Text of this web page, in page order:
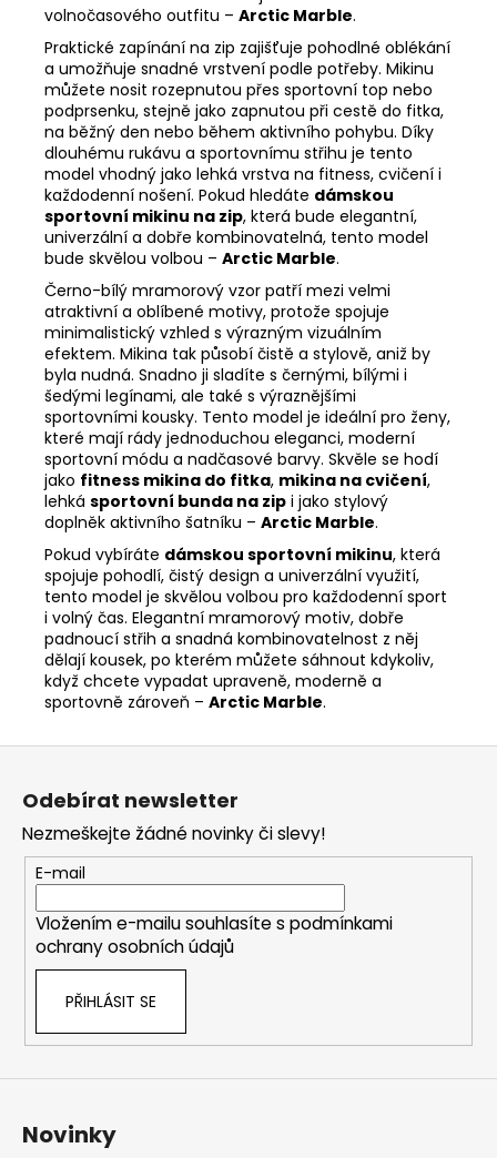
volnočasového outfitu – Arctic Marble.
Praktické zapínání na zip zajišťuje pohodlné oblékání
a umožňuje snadné vrstvení podle potřeby. Mikinu
můžete nosit rozepnutou přes sportovní top nebo
podprsenku, stejně jako zapnutou při cestě do fitka,
na běžný den nebo během aktivního pohybu. Díky
dlouhému rukávu a sportovnímu střihu je tento
model vhodný jako lehká vrstva na fitness, cvičení i
každodenní nošení. Pokud hledáte dámskou
sportovní mikinu na zip, která bude elegantní,
univerzální a dobře kombinovatelná, tento model
bude skvělou volbou – Arctic Marble.
Černo-bílý mramorový vzor patří mezi velmi
atraktivní a oblíbené motivy, protože spojuje
minimalistický vzhled s výrazným vizuálním
efektem. Mikina tak působí čistě a stylově, aniž by
byla nudná. Snadno ji sladíte s černými, bílými i
šedými legínami, ale také s výraznějšími
sportovními kousky. Tento model je ideální pro ženy,
které mají rády jednoduchou eleganci, moderní
sportovní módu a nadčasové barvy. Skvěle se hodí
jako fitness mikina do fitka, mikina na cvičení,
lehká sportovní bunda na zip i jako stylový
doplněk aktivního šatníku – Arctic Marble.
Pokud vybíráte dámskou sportovní mikinu, která
spojuje pohodlí, čistý design a univerzální využití,
tento model je skvělou volbou pro každodenní sport
i volný čas. Elegantní mramorový motiv, dobře
padnoucí střih a snadná kombinovatelnost z něj
dělají kousek, po kterém můžete sáhnout kdykoliv,
když chcete vypadat upraveně, moderně a
sportovně zároveň – Arctic Marble.
Z
Odebírat newsletter
Nezmeškejte žádné novinky či slevy!
E-mail
Vložením e-mailu souhlasíte s podmínkami
ochrany osobních údajů
PŘIHLÁSIT SE
Novinky